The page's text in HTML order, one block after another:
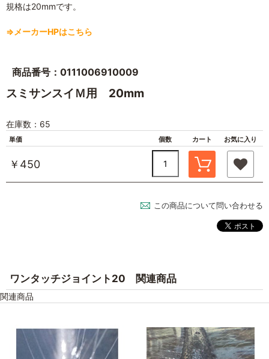
規格は20mmです。
⇒メーカーHPはこちら
商品番号：0111006910009
スミサンスイＭ用 20mm
在庫数：65
単価 個数 カート お気に入り
￥450
この商品について問い合わせる
ワンタッチジョイント20 関連商品
関連商品